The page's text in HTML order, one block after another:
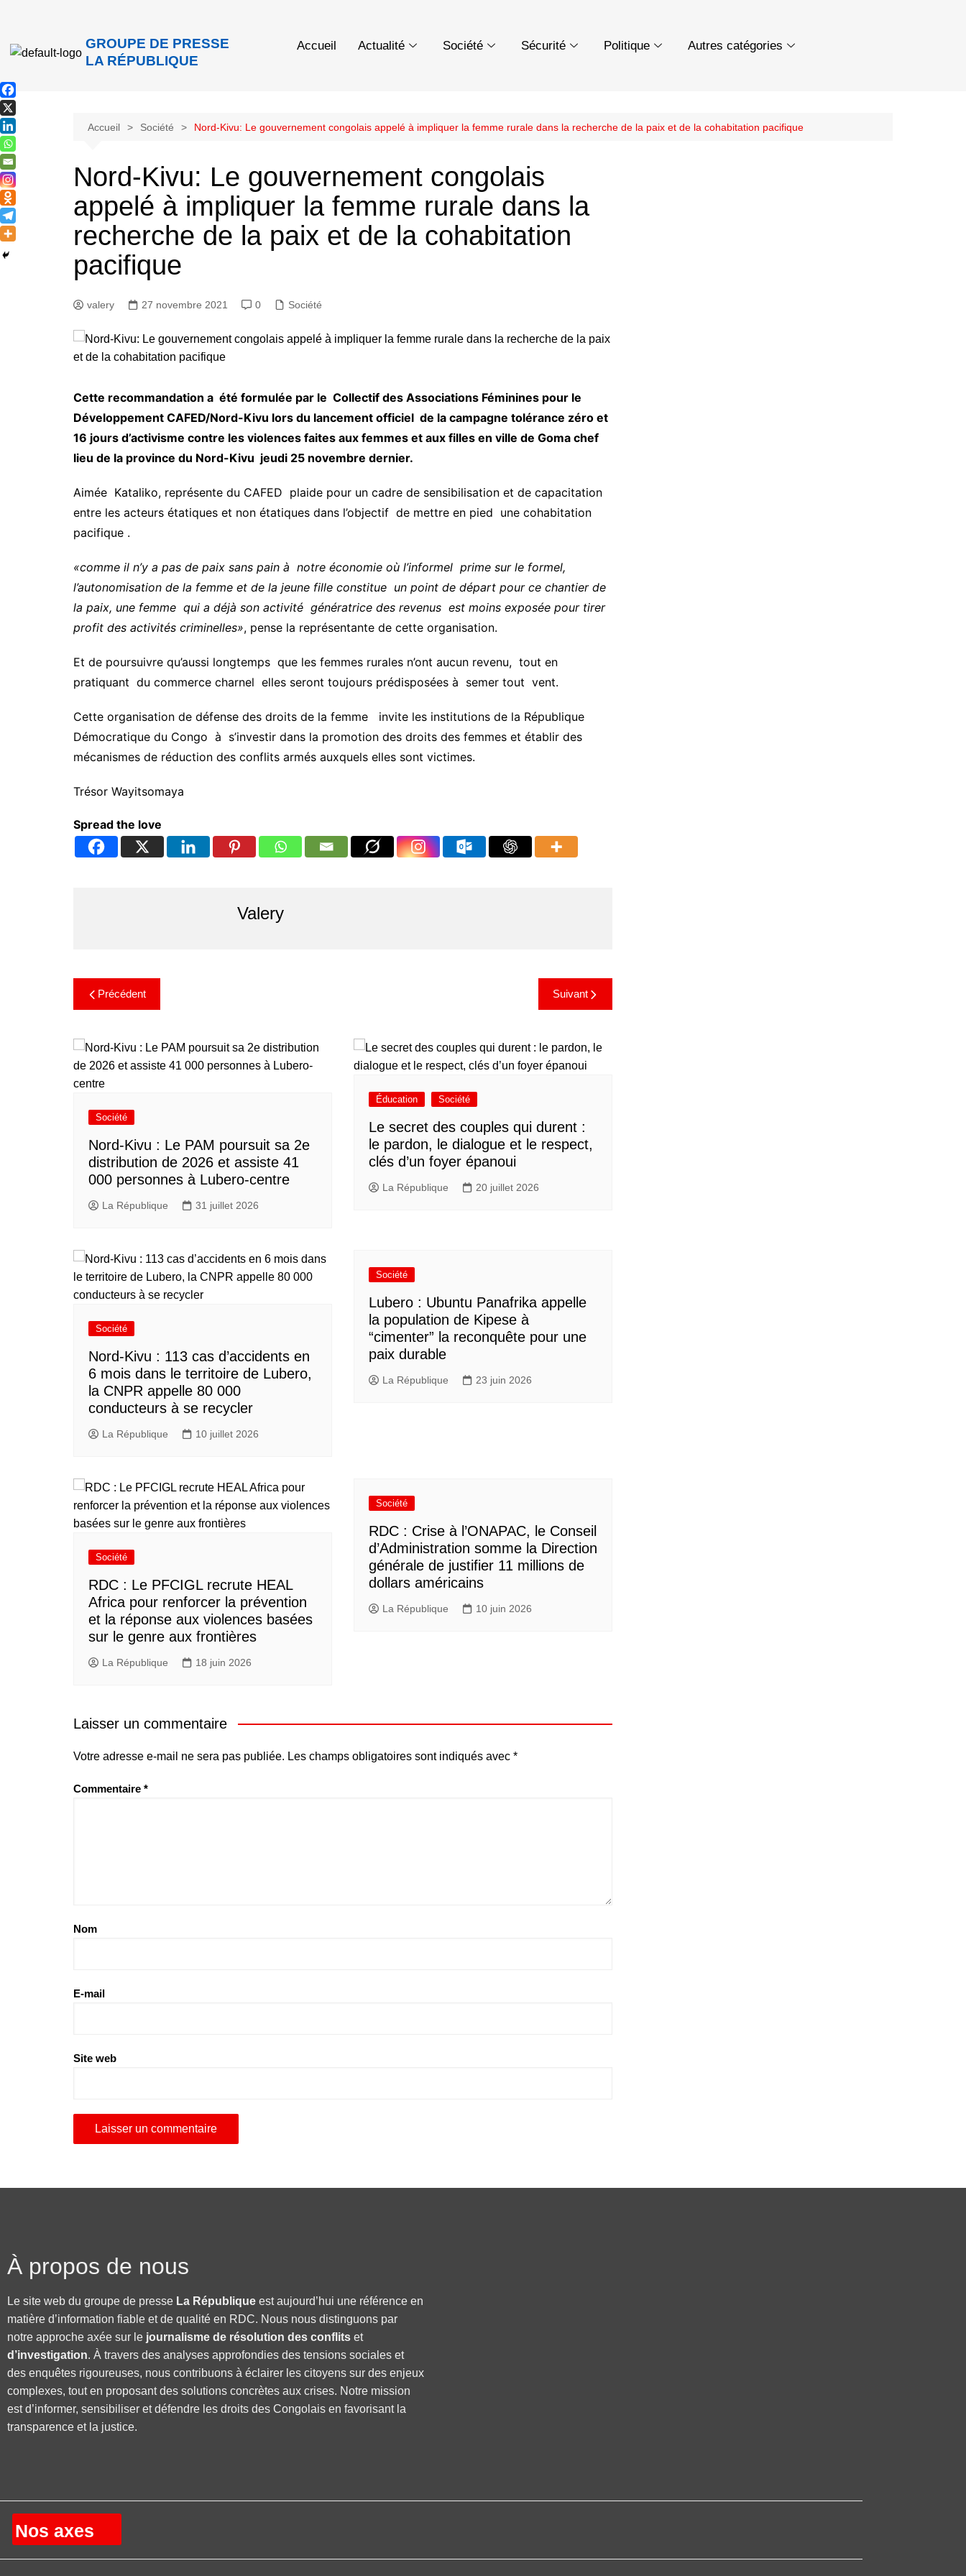
GROUPE DE PRESSE
LA RÉPUBLIQUE
Accueil Actualité Société Sécurité Politique Autres catégories
Accueil Société Nord-Kivu: Le gouvernement congolais appelé à impliquer la femme rurale dans la recherche de la paix et de la cohabitation pacifique
Nord-Kivu: Le gouvernement congolais
appelé à impliquer la femme rurale dans la
recherche de la paix et de la cohabitation
pacifique
valery 27 novembre 2021 0 Société
Cette recommandation a été formulée par le Collectif des Associations Féminines pour le
Développement CAFED/Nord-Kivu lors du lancement officiel de la campagne tolérance zéro et
16 jours d’activisme contre les violences faites aux femmes et aux filles en ville de Goma chef
lieu de la province du Nord-Kivu jeudi 25 novembre dernier.
Aimée Kataliko, représente du CAFED plaide pour un cadre de sensibilisation et de capacitation
entre les acteurs étatiques et non étatiques dans l’objectif de mettre en pied une cohabitation
pacifique .
«comme il n’y a pas de paix sans pain à notre économie où l’informel prime sur le formel,
l’autonomisation de la femme et de la jeune fille constitue un point de départ pour ce chantier de
la paix, une femme qui a déjà son activité génératrice des revenus est moins exposée pour tirer
profit des activités criminelles», pense la représentante de cette organisation.
Et de poursuivre qu’aussi longtemps que les femmes rurales n’ont aucun revenu, tout en
pratiquant du commerce charnel elles seront toujours prédisposées à semer tout vent.
Cette organisation de défense des droits de la femme invite les institutions de la République
Démocratique du Congo à s’investir dans la promotion des droits des femmes et établir des
mécanismes de réduction des conflits armés auxquels elles sont victimes.
Trésor Wayitsomaya
Spread the love
Valery
Précédent Suivant
Société
Nord-Kivu : Le PAM poursuit sa 2e
distribution de 2026 et assiste 41
000 personnes à Lubero-centre
La République 31 juillet 2026
Éducation Société
Le secret des couples qui durent :
le pardon, le dialogue et le respect,
clés d’un foyer épanoui
La République 20 juillet 2026
Société
Nord-Kivu : 113 cas d’accidents en
6 mois dans le territoire de Lubero,
la CNPR appelle 80 000
conducteurs à se recycler
La République 10 juillet 2026
Société
Lubero : Ubuntu Panafrika appelle
la population de Kipese à
“cimenter” la reconquête pour une
paix durable
La République 23 juin 2026
Société
RDC : Le PFCIGL recrute HEAL
Africa pour renforcer la prévention
et la réponse aux violences basées
sur le genre aux frontières
La République 18 juin 2026
Société
RDC : Crise à l’ONAPAC, le Conseil
d’Administration somme la Direction
générale de justifier 11 millions de
dollars américains
La République 10 juin 2026
Laisser un commentaire
Votre adresse e-mail ne sera pas publiée. Les champs obligatoires sont indiqués avec *
Commentaire *
Nom
E-mail
Site web
À propos de nous
Le site web du groupe de presse La République est aujourd’hui une référence en
matière d’information fiable et de qualité en RDC. Nous nous distinguons par
notre approche axée sur le journalisme de résolution des conflits et
d’investigation. À travers des analyses approfondies des tensions sociales et
des enquêtes rigoureuses, nous contribuons à éclairer les citoyens sur des enjeux
complexes, tout en proposant des solutions concrètes aux crises. Notre mission
est d’informer, sensibiliser et défendre les droits des Congolais en favorisant la
transparence et la justice.
Nos axes